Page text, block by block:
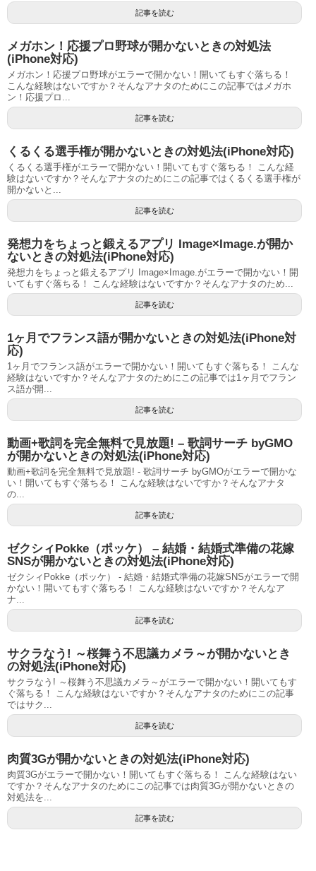
記事を読む
メガホン！応援プロ野球が開かないときの対処法
(iPhone対応)
メガホン！応援プロ野球がエラーで開かない！開いてもすぐ落ちる！
こんな経験はないですか？そんなアナタのためにこの記事ではメガホ
ン！応援プロ...
記事を読む
くるくる選手権が開かないときの対処法(iPhone対応)
くるくる選手権がエラーで開かない！開いてもすぐ落ちる！ こんな経
験はないですか？そんなアナタのためにこの記事ではくるくる選手権が
開かないと...
記事を読む
発想力をちょっと鍛えるアプリ Image×Image.が開か
ないときの対処法(iPhone対応)
発想力をちょっと鍛えるアプリ Image×Image.がエラーで開かない！開
いてもすぐ落ちる！ こんな経験はないですか？そんなアナタのため...
記事を読む
1ヶ月でフランス語が開かないときの対処法(iPhone対
応)
1ヶ月でフランス語がエラーで開かない！開いてもすぐ落ちる！ こんな
経験はないですか？そんなアナタのためにこの記事では1ヶ月でフラン
ス語が開...
記事を読む
動画+歌詞を完全無料で見放題! – 歌詞サーチ byGMO
が開かないときの対処法(iPhone対応)
動画+歌詞を完全無料で見放題! - 歌詞サーチ byGMOがエラーで開かな
い！開いてもすぐ落ちる！ こんな経験はないですか？そんなアナタ
の...
記事を読む
ゼクシィPokke（ポッケ） – 結婚・結婚式準備の花嫁
SNSが開かないときの対処法(iPhone対応)
ゼクシィPokke（ポッケ） - 結婚・結婚式準備の花嫁SNSがエラーで開
かない！開いてもすぐ落ちる！ こんな経験はないですか？そんなア
ナ...
記事を読む
サクラなう! ～桜舞う不思議カメラ～が開かないとき
の対処法(iPhone対応)
サクラなう! ～桜舞う不思議カメラ～がエラーで開かない！開いてもす
ぐ落ちる！ こんな経験はないですか？そんなアナタのためにこの記事
ではサク...
記事を読む
肉質3Gが開かないときの対処法(iPhone対応)
肉質3Gがエラーで開かない！開いてもすぐ落ちる！ こんな経験はない
ですか？そんなアナタのためにこの記事では肉質3Gが開かないときの
対処法を...
記事を読む